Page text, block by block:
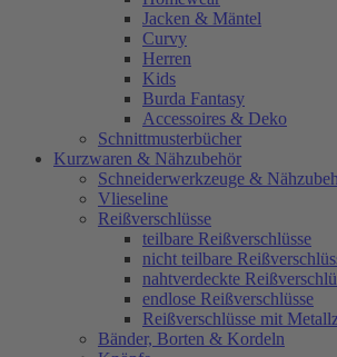
Jacken & Mäntel
Curvy
Herren
Kids
Burda Fantasy
Accessoires & Deko
Schnittmusterbücher
Kurzwaren & Nähzubehör
Schneiderwerkzeuge &
Vlieseline
Reißverschlüsse
teilbare Reißverschlüsse
nicht teilbare
nahtverdeckte
endlose Reißverschlüsse
Reißverschlüsse mit
Bänder, Borten & Kordeln